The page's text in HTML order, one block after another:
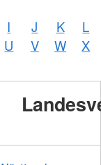
I J K
L
U V W
X